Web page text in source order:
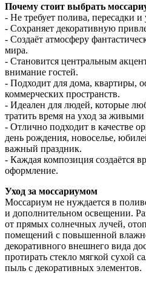
Почему стоит выбрать
- Не требует полива, пересадки и
- Сохраняет декоративную
- Создаёт атмосферу
мира.
- Становится центральным
внимание гостей.
- Подходит для дома, квартиры,
коммерческих пространств.
- Идеален для людей, которые
тратить время на уход за
- Отлично подходит в качестве
день рождения, новоселье,
важный праздник.
- Каждая композиция создаётся
оформление.
Уход за моссариумом
Моссариум не нуждается в
и дополнительном освещении.
от прямых солнечных лучей,
помещений с повышенной
декоративного внешнего вида
протирать стекло мягкой сухой
пыль с декоративных элементов.